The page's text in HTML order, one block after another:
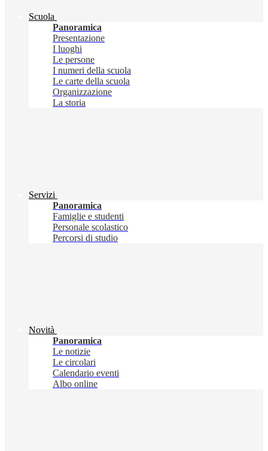
Scuola
Panoramica
Presentazione
I luoghi
Le persone
I numeri della scuola
Le carte della scuola
Organizzazione
La storia
Servizi
Panoramica
Famiglie e studenti
Personale scolastico
Percorsi di studio
Novità
Panoramica
Le notizie
Le circolari
Calendario eventi
Albo online